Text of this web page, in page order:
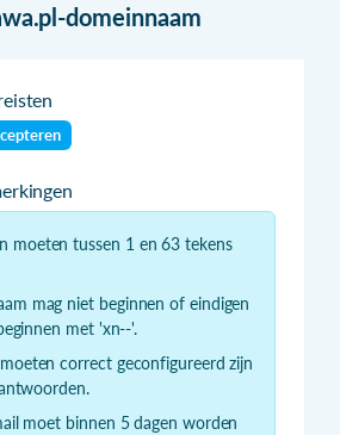
domeinnaam
moeten tussen 1 en 63 tekens
mag niet beginnen of eindigen
met 'xn--'.
correct geconfigureerd zijn
moet binnen 5 dagen worden